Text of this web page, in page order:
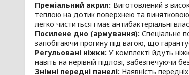
Преміальний акрил: Виготовлений з
теплою на дотик поверхнею та
легко чиститься і має антибактеріальні
Посилене дно (армування): Спеціальне
запобігаючи прогину під вагою, що
Регульовані ніжки: У комплекті йдуть
навіть на нерівній підлозі, забезпечуючи
Знімні передні панелі: Наявність